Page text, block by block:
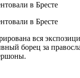
вся
борец за